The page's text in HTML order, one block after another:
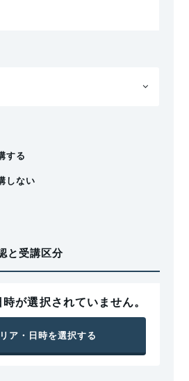
する
しない
と受講区分
が選択されていません。
ア・日時を選択する